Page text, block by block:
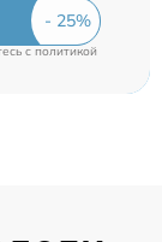
cполитикой